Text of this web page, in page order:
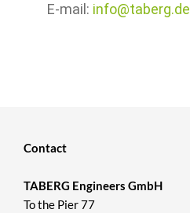
E-mail: info@taberg.de
Contact
TABERG Engineers GmbH
To the Pier 77